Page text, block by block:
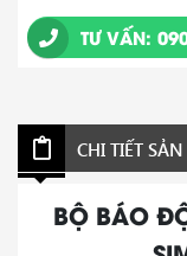
► Đàm thoại 2
TƯ VẤN:
CHI TIẾT
BỘ BÁO